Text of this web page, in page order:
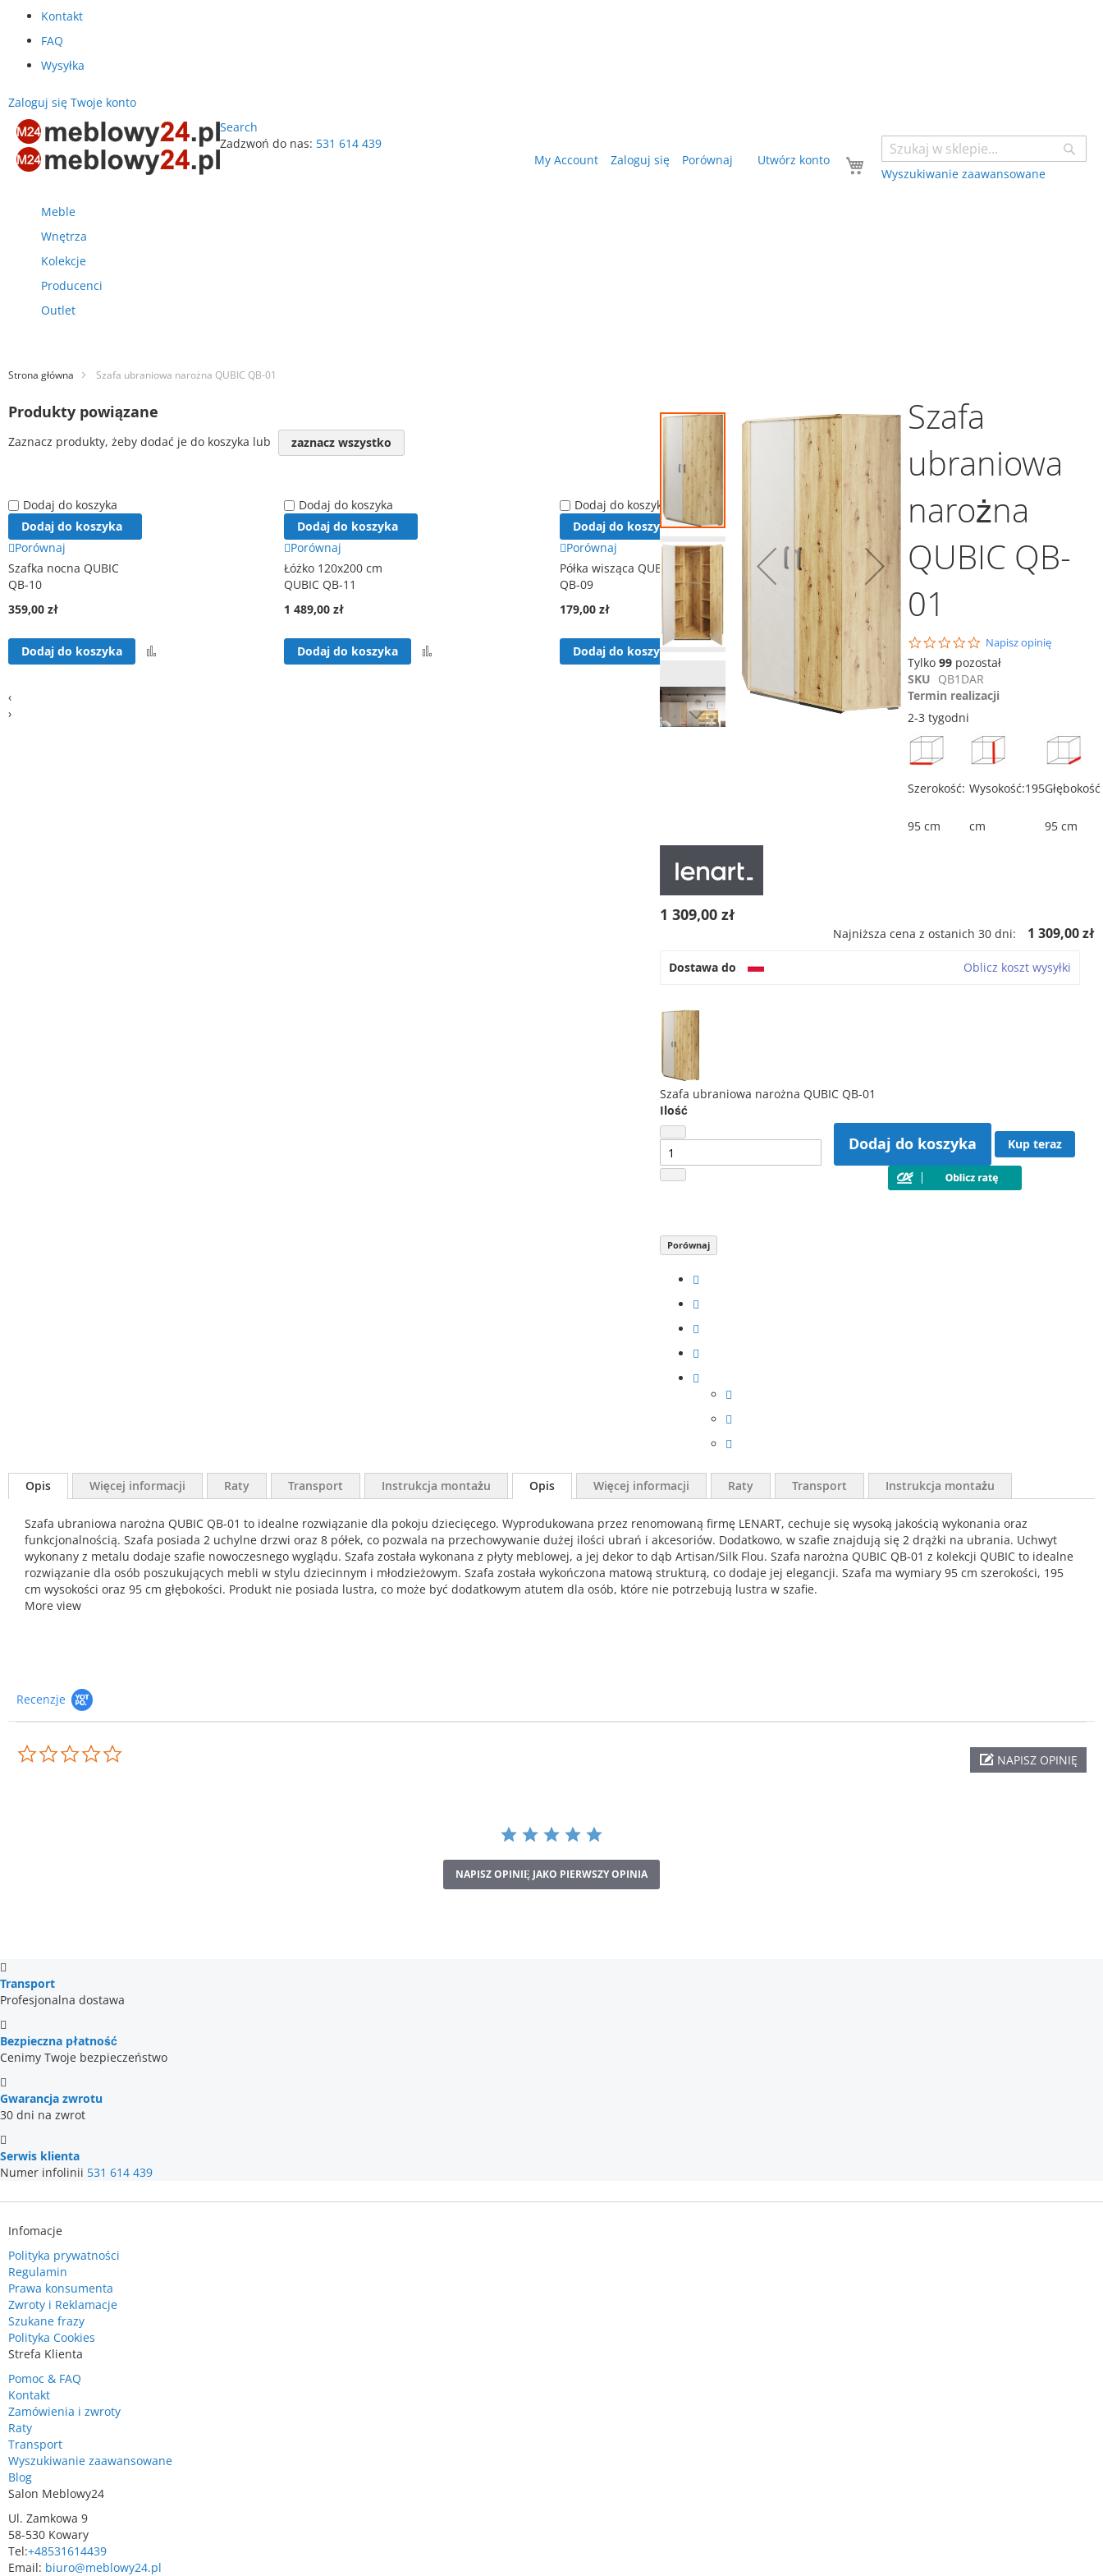
Kontakt
FAQ
Wysyłka
Zaloguj się Twoje konto
Search
Wyszukiwanie zaawansowane
Zadzwoń do nas: 531 614 439
Twój koszyk
My Account Zaloguj się Porównaj Utwórz konto
Meble
Wnętrza
Kolekcje
Producenci
Outlet
Strona główna Szafa ubraniowa narożna QUBIC QB-01
Przejdź
galerii
Szafa
ubraniowa
narożna
QUBIC QB-
01
0.0
star
rating
Napisz opinię
Tylko99 pozostał
SKU QB1DAR
Termin realizacji
2-3 tygodni
Szerokość:
95 cm
Wysokość:195
cm
Głębokość
95 cm
1 309,00 zł
Najniższa cena z ostanich 30 dni: 1 309,00 zł
Dostawa do Oblicz koszt wysyłki
Szafa ubraniowa narożna QUBIC QB-01
Ilość
Dodaj do koszyka Kup teraz
Porównaj
Produkty powiązane
Zaznacz produkty, żeby dodać je do koszyka lub zaznacz wszystko
Dodaj do koszyka
Dodaj do koszyka
Porównaj
Szafka nocna QUBIC
QB-10
359,00 zł
Dodaj do koszyka
Dodaj do koszyka
Dodaj do koszyka
Porównaj
Łóżko 120x200 cm
QUBIC QB-11
1 489,00 zł
Dodaj do koszyka
Dodaj do koszyka
Dodaj do koszyka
Porównaj
Półka wisząca QUBIC
QB-09
179,00 zł
Dodaj do koszyka Porównaj
Dodaj do koszyka
Dodaj do koszyka
Porównaj
Biurko QUBIC QB-08
739,00 zł
Dodaj do koszyka
‹
›
Opis Więcej informacji Raty Transport Instrukcja montażu Opis
Szafa ubraniowa narożna QUBIC QB-01 to idealne rozwiązanie dla pokoju dziecięcego. Wyprodukowana przez renomowaną firmę LENART, cechuje się wysoką jakością wykonania oraz
funkcjonalnością. Szafa posiada 2 uchylne drzwi oraz 8 półek, co pozwala na przechowywanie dużej ilości ubrań i akcesoriów. Dodatkowo, w szafie znajdują się 2 drążki na ubrania. Uchwyt
wykonany z metalu dodaje szafie nowoczesnego wyglądu. Szafa została wykonana z płyty meblowej, a jej dekor to dąb Artisan/Silk Flou. Szafa narożna QUBIC QB-01 z kolekcji QUBIC to idealne
rozwiązanie dla osób poszukujących mebli w stylu dziecinnym i młodzieżowym. Szafa została wykończona matową strukturą, co dodaje jej elegancji. Szafa ma wymiary 95 cm szerokości, 195
cm wysokości oraz 95 cm głębokości. Produkt nie posiada lustra, co może być dodatkowym atutem dla osób, które nie potrzebują lustra w szafie.
More view
Więcej informacji Raty Transport Instrukcja montażu
Recenzje
NAPISZ OPINIĘ
NAPISZ OPINIĘ JAKO PIERWSZY OPINIA
Transport
Profesjonalna dostawa
Bezpieczna płatność
Cenimy Twoje bezpieczeństwo
Gwarancja zwrotu
30 dni na zwrot
Serwis klienta
Numer infolinii 531 614 439
Infomacje
Polityka prywatności
Regulamin
Prawa konsumenta
Zwroty i Reklamacje
Szukane frazy
Polityka Cookies
Strefa Klienta
Pomoc & FAQ
Kontakt
Zamówienia i zwroty
Raty
Transport
Wyszukiwanie zaawansowane
Blog
Salon Meblowy24
Ul. Zamkowa 9
58-530 Kowary
Tel:+48531614439
Email: biuro@meblowy24.pl